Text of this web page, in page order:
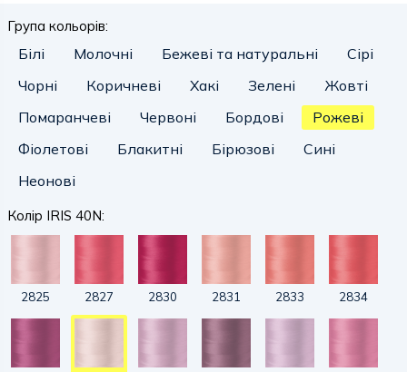
Група кольорів:
Білі Молочні Бежеві та натуральні
Сірі
Чорні
Коричневі Хакі Зелені
Жовті
Помаранчеві
Червоні Бордові
Рожеві
Фіолетові
Блакитні Бірюзові
Сині
Неонові
Колір IRIS 40N:
2825 2827 2830 2831 2833 2834